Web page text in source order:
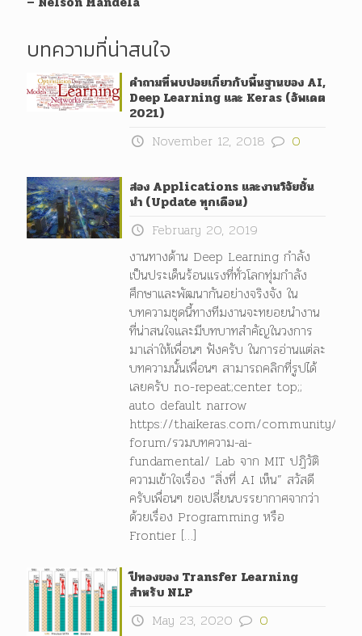
บทความที่น่าสนใจ
คำถามที่พบบ่อยเกี่ยวกับพื้นฐานของ AI,
Deep Learning และ Keras (อัพเดต
2021)
November 12, 2018 0
ส่อง Applications และงานวิจัยชั้น
นำ (Update ทุกเดือน)
February 20, 2019
งานทางด้าน Deep Learning กำลัง
เป็นประเด็นร้อนแรงที่ทั่วโลกทุ่มกำลัง
ศึกษาและพัฒนากันอย่างจริงจัง ใน
บทความชุดนี้ทางทีมงานจะทยอยนำงาน
ที่น่าสนใจและมีบทบาทสำคัญในวงการ
มาเล่าให้เพื่อนๆ ฟังครับ ในการอ่านแต่ละ
บทความนั้นเพื่อนๆ สามารถคลิกที่รูปได้
เลยครับ no-repeat;center top;;
auto default narrow
https://thaikeras.com/community/
forum/รวมบทความ-ai-
fundamental/ Lab จาก MIT ปฏิวัติ
ความเข้าใจเรื่อง “สิ่งที่ AI เห็น” สวัสดี
ครับเพื่อนๆ ขอเปลี่ยนบรรยากาศจากว่า
ด้วยเรื่อง Programming หรือ
Frontier[…]
ปีทองของ Transfer Learning
สำหรับ NLP
May 23, 2020
0